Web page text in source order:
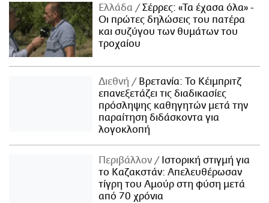
Ελλάδα
Σέρρες: «Τα έχασα όλα» -
Οι πρώτες δηλώσεις του πατέρα
και συζύγου των θυμάτων του
τροχαίου
Διεθνή
Βρετανία: Το Κέιμπριτζ
επανεξετάζει τις διαδικασίες
πρόσληψης καθηγητών μετά την
παραίτηση διδάσκοντα για
λογοκλοπή
Περιβάλλον
Ιστορική στιγμή για
το Καζακστάν: Απελευθέρωσαν
τίγρη του Αμούρ στη φύση μετά
από 70 χρόνια